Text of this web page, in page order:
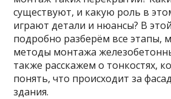
существуют, и какую роль в
играют детали и нюансы? В
подробно разберём все этапы,
методы монтажа
также расскажем о тонкостях,
понять, что происходит за
здания.